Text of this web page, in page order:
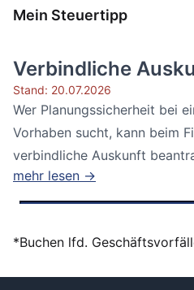
Mein Steuertipp
Verbindliche
Stand: 20.07.2026
Wer Planungssicherheit bei
Vorhaben sucht, kann beim
verbindliche Auskunft
Bundesfinanzhof...
mehr lesen →
*Buchen lfd.